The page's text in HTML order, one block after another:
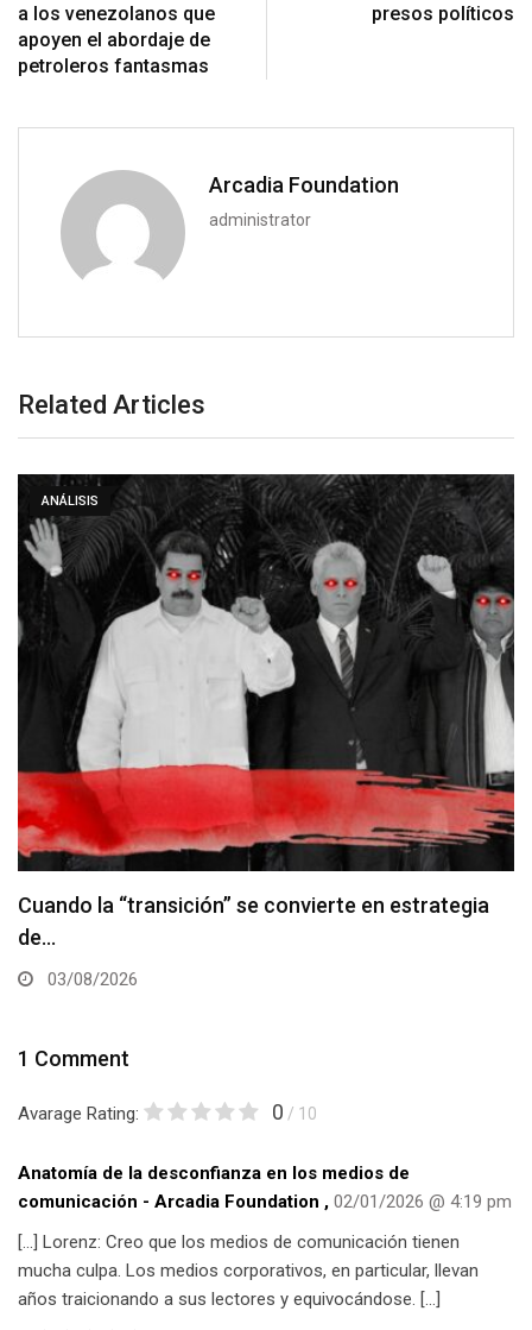
a los venezolanos que
apoyen el abordaje de
petroleros fantasmas
presos políticos
Arcadia Foundation
administrator
Related Articles
ANÁLISIS
Cuando la “transición” se convierte en estrategia
de…
03/08/2026
1 Comment
Avarage Rating: 0 / 10
Anatomía de la desconfianza en los medios de
comunicación - Arcadia Foundation , 02/01/2026 @ 4:19 pm
[…] Lorenz: Creo que los medios de comunicación tienen
mucha culpa. Los medios corporativos, en particular, llevan
años traicionando a sus lectores y equivocándose. […]